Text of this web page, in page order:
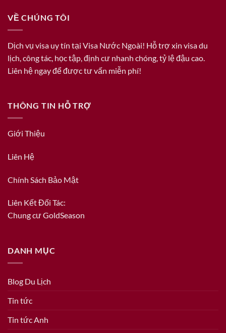
VỀ CHÚNG TÔI
Dịch vụ visa uy tín tại Visa Nước Ngoài! Hỗ trợ xin visa du
lịch, công tác, học tập, định cư nhanh chóng, tỷ lệ đậu cao.
Liên hệ ngay để được tư vấn miễn phí!
THÔNG TIN HỖ TRỢ
Giới Thiệu
Liên Hệ
Chính Sách Bảo Mật
Liên Kết Đối Tác:
Chung cư GoldSeason
DANH MỤC
Blog Du Lịch
Tin tức
Tin tức Anh